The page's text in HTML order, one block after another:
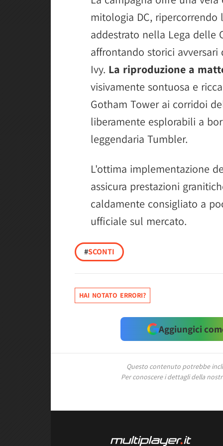
mitologia DC, ripercorrendo
addestrato nella Lega delle
affrontando storici
Ivy. La riproduzione a
visivamente sontuosa e
Gotham Tower ai corridoi
liberamente esplorabili a
leggendaria Tumbler.
L'ottima implementazione
assicura prestazioni
caldamente consigliato a
ufficiale sul mercato.
#SCONTI
HAI NOTATO ERRORI?
Aggiungici
Questo contenuto potrebbe
Per conoscere i dettagli della